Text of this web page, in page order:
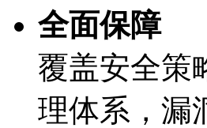
全面保障
覆盖安全策
理体系，